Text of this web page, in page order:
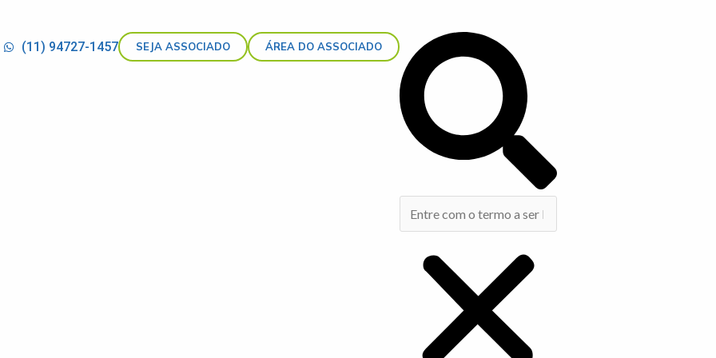
(11) 94727-1457 SEJA ASSOCIADO ÁREA DO ASSOCIADO Search